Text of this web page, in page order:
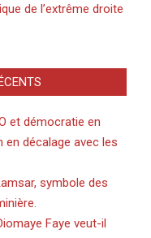
de l’extrême droite
et démocratie en
en décalage avec les
symbole des
Faye veut-il